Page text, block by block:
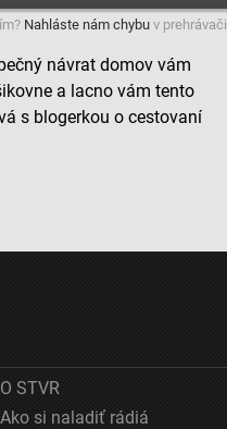
Nahláste nám chybu v
návrat domov vám
a lacno vám tento
s blogerkou o cestovaní
O STVR
Ako si naladiť rádiá